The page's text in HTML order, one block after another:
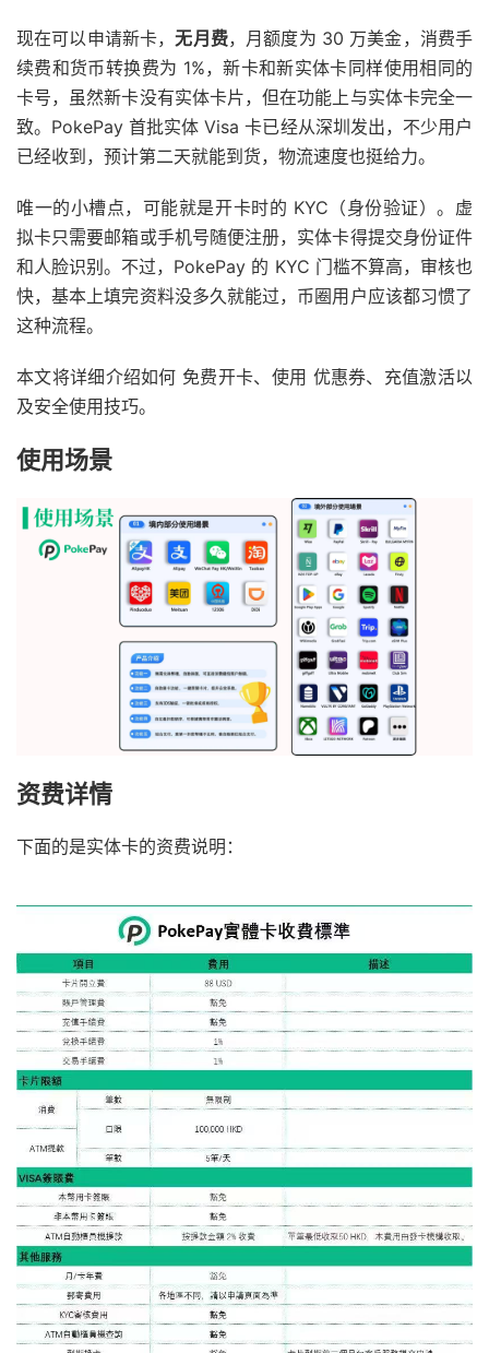
现在可以申请新卡，无月费，月额度为 30 万美金，消费手
续费和货币转换费为 1%，新卡和新实体卡同样使用相同的
卡号，虽然新卡没有实体卡片，但在功能上与实体卡完全一
致。PokePay 首批实体 Visa 卡已经从深圳发出，不少用户
已经收到，预计第二天就能到货，物流速度也挺给力。
唯一的小槽点，可能就是开卡时的 KYC（身份验证）。虚
拟卡只需要邮箱或手机号随便注册，实体卡得提交身份证件
和人脸识别。不过，PokePay 的 KYC 门槛不算高，审核也
快，基本上填完资料没多久就能过，币圈用户应该都习惯了
这种流程。
本文将详细介绍如何 免费开卡、使用 优惠券、充值激活以
及安全使用技巧。
使用场景
资费详情
下面的是实体卡的资费说明：